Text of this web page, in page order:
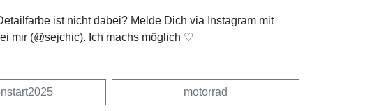
ist nicht dabei? Melde Dich via Instagram mit
mir (@sejchic). Ich machs möglich ♡
motorrad